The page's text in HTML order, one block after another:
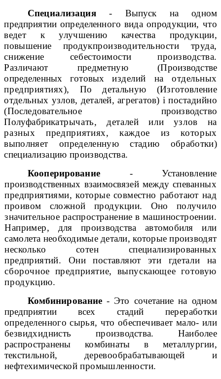
Специализация- Выпуск на одном
предприятии определенного вида опродукции, что
ведет к улучшению качества продукции,
повышение продукпроизводительности труда,
снижение себестоимости производства.
Различают предметную (Производстве
определенных готовыхизделий на отдельных
предприятиях), По детальную
(Изготовление
отдельных узлов, деталей, агрегатов) іпостадийно
(Последовательное производство
Полуфабрикатрычать, деталей или узлов на
разных предприятиях, каждое из которых
выполняет определенную стадию обработки)
специализацию производства.
Кооперирование - Установление
производственных взаимосвязей между спеванных
предприятиями, которые совместно работают над
проивом сложной продукции. Оно получило
значительное распространение в машиностроении.
Например, для производства автомобиля или
самолета необходимые детали, которые производят
несколько сотен специализированных
предприятий. Они поставляют эти гдетали на
сборочное предприятие, выпускающее готовую
продукцию.
Комбинирование- Это сочетание на одном
предприятии всех стадий переработки
определенного сырья, что обеспечивает мало- или
безвидхиднистьпроизводства. Наиболее
распространены комбинаты в металлургии,
текстильной, деревообрабатывающей и
нефтехимической промышленности.